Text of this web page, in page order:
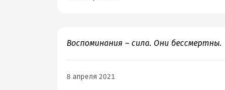
Воспоминания – сила. Они бессмертны.
8 апреля 2021